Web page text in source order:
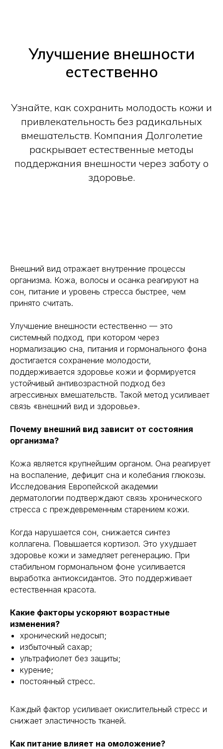
Улучшение внешности
естественно
Узнайте, как сохранить молодость кожи и
привлекательность без радикальных
вмешательств. Компания Долголетие
раскрывает естественные методы
поддержания внешности через заботу о
здоровье.
Внешний вид отражает внутренние процессы
организма. Кожа, волосы и осанка реагируют на
сон, питание и уровень стресса быстрее, чем
принято считать.
Улучшение внешности естественно — это
системный подход, при котором через
нормализацию сна, питания и гормонального фона
достигается сохранение молодости,
поддерживается здоровье кожи и формируется
устойчивый антивозрастной подход без
агрессивных вмешательств. Такой метод усиливает
связь «внешний вид и здоровье».
Почему внешний вид зависит от состояния
организма?
Кожа является крупнейшим органом. Она реагирует
на воспаление, дефицит сна и колебания глюкозы.
Исследования Европейской академии
дерматологии подтверждают связь хронического
стресса с преждевременным старением кожи.
Когда нарушается сон, снижается синтез
коллагена. Повышается кортизол. Это ухудшает
здоровье кожи и замедляет регенерацию. При
стабильном гормональном фоне усиливается
выработка антиоксидантов. Это поддерживает
естественная красота.
Какие факторы ускоряют возрастные
изменения?
хронический недосып;
избыточный сахар;
ультрафиолет без защиты;
курение;
постоянный стресс.
Каждый фактор усиливает окислительный стресс и
снижает эластичность тканей.
Как питание влияет на омоложение?